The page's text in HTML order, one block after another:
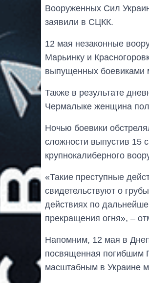
Вооруженных Сил
заявили в СЦКК.
12 мая незаконные
Марьинку и
выпущенных боевиками
Также в результате
Чермалыке женщина
Ночью боевики
сложности выпустив 15
крупнокалиберного
«Такие преступные
свидетельствуют о
действиях по
прекращения огня», –
Напомним, 12 мая в
посвященная погибшим
масштабным в Украине